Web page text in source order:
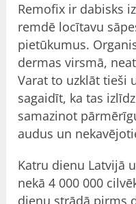
Remofix ir dabisks
remdē locītavu
pietūkumus.
dermas virsmā,
Varat to uzklāt tieši
sagaidīt, ka tas
samazinot
audus un
Katru dienu Latvijā
nekā 4 000 000
dienu strādā pirms